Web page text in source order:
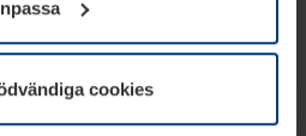
underDataskyddsförklaring
cookies